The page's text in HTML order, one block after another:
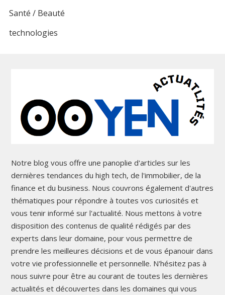
Santé / Beauté
technologies
Notre blog vous offre une panoplie d'articles sur les
dernières tendances du high tech, de l'immobilier, de la
finance et du business. Nous couvrons également d'autres
thématiques pour répondre à toutes vos curiosités et
vous tenir informé sur l'actualité. Nous mettons à votre
disposition des contenus de qualité rédigés par des
experts dans leur domaine, pour vous permettre de
prendre les meilleures décisions et de vous épanouir dans
votre vie professionnelle et personnelle. N'hésitez pas à
nous suivre pour être au courant de toutes les dernières
actualités et découvertes dans les domaines qui vous